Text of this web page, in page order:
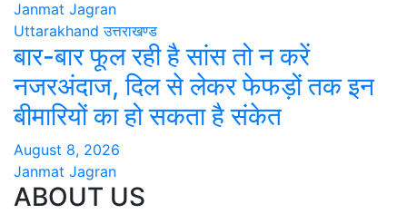
Janmat Jagran
Uttarakhand उत्तराखण्ड
बार-बार फूल रही है सांस तो न करें
नजरअंदाज, दिल से लेकर फेफड़ों तक इन
बीमारियों का हो सकता है संकेत
August 8, 2026
Janmat Jagran
ABOUT US